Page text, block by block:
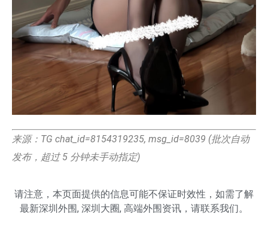
来源：TG chat_id=8154319235, msg_id=8039 (批次自动
发布，超过 5 分钟未手动指定)
请注意，本页面提供的信息可能不保证时效性，如需了解
最新深圳外围, 深圳大圈, 高端外围资讯，请联系我们。